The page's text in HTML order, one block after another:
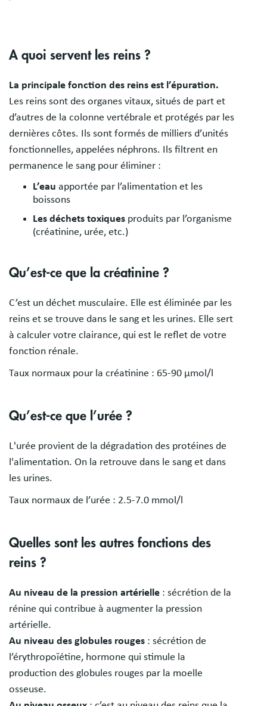
A quoi servent les reins ?
La principale fonction des reins est l’épuration.
Les reins sont des organes vitaux, situés de part et
d’autres de la colonne vertébrale et protégés par les
dernières côtes. Ils sont formés de milliers d’unités
fonctionnelles, appelées néphrons. Ils filtrent en
permanence le sang pour éliminer :
L’eau apportée par l’alimentation et les
boissons
Les déchets toxiques produits par l’organisme
(créatinine, urée, etc.)
Qu’est-ce que la créatinine ?
C’est un déchet musculaire. Elle est éliminée par les
reins et se trouve dans le sang et les urines. Elle sert
à calculer votre clairance, qui est le reflet de votre
fonction rénale.
Taux normaux pour la créatinine : 65-90 µmol/l
Qu’est-ce que l’urée ?
L'urée provient de la dégradation des protéines de
l'alimentation. On la retrouve dans le sang et dans
les urines.
Taux normaux de l’urée : 2.5-7.0 mmol/l
Quelles sont les autres fonctions des
reins ?
Au niveau de la pression artérielle : sécrétion de la
rénine qui contribue à augmenter la pression
artérielle.
Au niveau des globules rouges : sécrétion de
l’érythropoïétine, hormone qui stimule la
production des globules rouges par la moelle
osseuse.